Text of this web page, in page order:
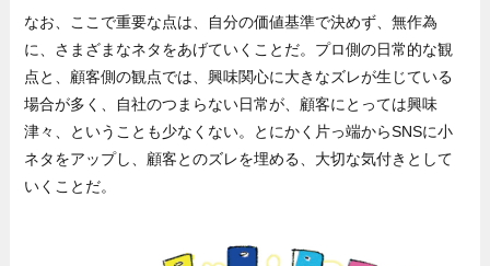
なお、ここで重要な点は、自分の価値基準で決めず、無作為
に、さまざまなネタをあげていくことだ。プロ側の日常的な観
点と、顧客側の観点では、興味関心に大きなズレが生じている
場合が多く、自社のつまらない日常が、顧客にとっては興味
津々、ということも少なくない。とにかく片っ端からSNSに小
ネタをアップし、顧客とのズレを埋める、大切な気付きとして
いくことだ。